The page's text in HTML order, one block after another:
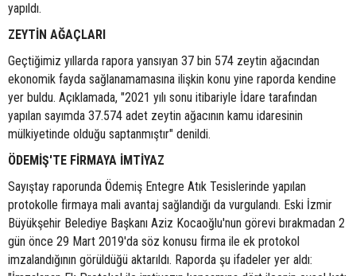
yapıldı.
ZEYTİN AĞAÇLARI
Geçtiğimiz yıllarda rapora yansıyan 37 bin 574 zeytin ağacından
ekonomik fayda sağlanamamasına ilişkin konu yine raporda kendine
yer buldu. Açıklamada, "2021 yılı sonu itibariyle İdare tarafından
yapılan sayımda 37.574 adet zeytin ağacının kamu idaresinin
mülkiyetinde olduğu saptanmıştır" denildi.
ÖDEMİŞ'TE FİRMAYA İMTİYAZ
Sayıştay raporunda Ödemiş Entegre Atık Tesislerinde yapılan
protokolle firmaya mali avantaj sağlandığı da vurgulandı. Eski İzmir
Büyükşehir Belediye Başkanı Aziz Kocaoğlu'nun görevi bırakmadan 2
gün önce 29 Mart 2019'da söz konusu firma ile ek protokol
imzalandığının görüldüğü aktarıldı. Raporda şu ifadeler yer aldı: